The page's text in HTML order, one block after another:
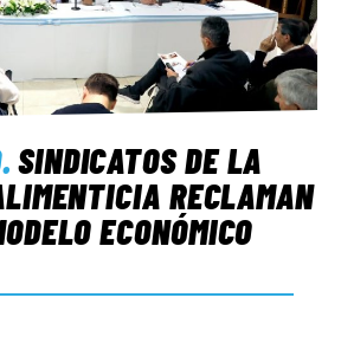
.SINDICATOS DE LA
RECLAMAN
ECONÓMICO